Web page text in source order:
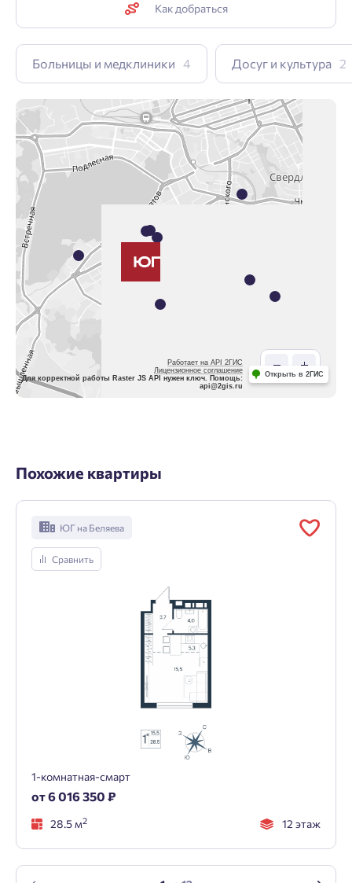
Как добраться
Больницы и медклиники 4 Досуг и культура 2
Работает на API 2ГИС
Лицензионное соглашение
Для корректной работы Raster JS API нужен ключ. Помощь:
api@2gis.ru
Открыть в 2ГИС
Похожие квартиры
ЮГ на Беляева
Сравнить
1-комнатная-смарт
от 6 016 350 ₽
28.5 м2 12 этаж